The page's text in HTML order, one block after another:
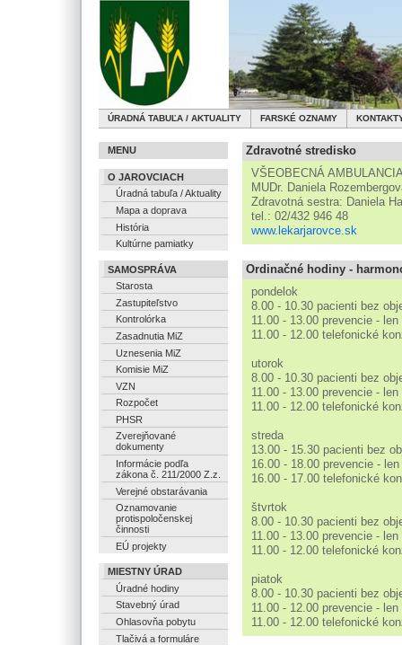
ÚRADNÁ TABUĽA / AKTUALITY FARSKÉ OZNAMY
MENU
O JAROVCIACH
Úradná tabuľa / Aktuality
Mapa a doprava
História
Kultúrne pamiatky
SAMOSPRÁVA
Starosta
Zastupiteľstvo
Kontrolórka
Zasadnutia MiZ
Uznesenia MiZ
Komisie MiZ
VZN
Rozpočet
PHSR
Zverejňované
dokumenty
Informácie podľa
zákona č. 211/2000 Z.z.
Verejné obstarávania
Oznamovanie
protispoločenskej
činnosti
EÚ projekty
MIESTNY ÚRAD
Úradné hodiny
Stavebný úrad
Ohlasovňa pobytu
Tlačivá a formuláre
Zdravotné stredisko
VŠEOBECNÁ
MUDr. Daniela
Zdravotná sestra: Daniela
tel.: 02/432 946 48
www.lekarjarovce.sk
Ordinačné hodiny -
pondelok
8.00 - 10.30 pacienti bez
11.00 - 13.00 prevencie -
11.00 - 12.00 telefonické
utorok
8.00 - 10.30 pacienti bez
11.00 - 13.00 prevencie -
11.00 - 12.00 telefonické
streda
13.00 - 15.30 pacienti bez
16.00 - 18.00 prevencie -
16.00 - 17.00 telefonické
štvrtok
8.00 - 10.30 pacienti bez
11.00 - 13.00 prevencie -
11.00 - 12.00 telefonické
piatok
8.00 - 10.30 pacienti bez
11.00 - 12.00 prevencie -
11.00 - 12.00 telefonické